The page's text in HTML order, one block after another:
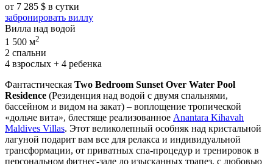
от 7 285 $ в сутки
забронировать виллу
Вилла над водой
1 500 м2
2 спальни
4 взрослых + 4 ребенка
Фантастическая Two Bedroom Sunset Over Water Pool
Residence (Резиденция над водой с двумя спальнями,
бассейном и видом на закат) – воплощение тропической
«дольче вита», блестяще реализованное Anantara Kihavah
Maldives Villas. Этот великолепный особняк над кристальной
лагуной подарит вам все для релакса и индивидуальной
трансформации, от приватных спа-процедур и тренировок в
персональном фитнес-зале до изысканных трапез, с любовью